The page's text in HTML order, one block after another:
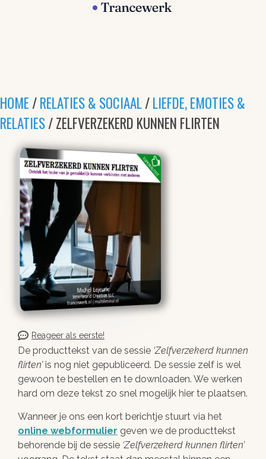
HOME/RELATIES & SOCIAAL/LIEFDE, EMOTIES &
RELATIES/ ZELFVERZEKERD KUNNEN FLIRTEN
Reageer als eerste!
De producttekst van de sessie Zelfverzekerd kunnen
flirtenis nog niet gepubliceerd. De sessie zelf is wel
gewoon te bestellen en te downloaden. We werken
hard om deze tekst zo snel mogelijk hier te plaatsen.
Wanneer je ons een kort berichtje stuurt via het
online webformulier geven we de producttekst
behorende bij de sessie Zelfverzekerd kunnen flirten